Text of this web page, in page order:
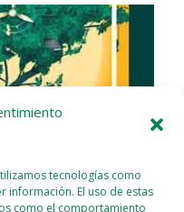
tecnologías como
información. El uso de estas
como el comportamiento